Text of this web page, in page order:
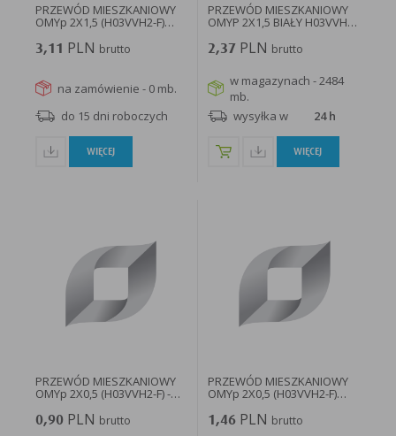
PRZEWÓD MIESZKANIOWY
OMYp 2X1,5 (H03VVH2-F)
BĘBEN...
3,11 PLN brutto
na zamówienie - 0 mb.
do 15 dni roboczych
WIĘCEJ
PRZEWÓD MIESZKANIOWY
OMYP 2X1,5 BIAŁY H03VVH2-
2,37 PLN brutto
w magazynach - 2484
mb.
wysyłka w
24 h
WIĘCEJ
PRZEWÓD MIESZKANIOWY
OMYp 2X0,5 (H03VVH2-F) -
OMYP...
0,90PLN brutto
PRZEWÓD MIESZKANIOWY
OMYp 2X0,5 (H03VVH2-F)
BĘBEN...
1,46 PLN brutto